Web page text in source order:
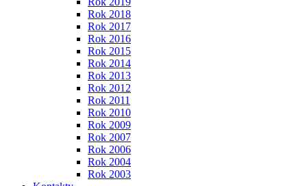
Rok 2018
Rok 2017
Rok 2016
Rok 2015
Rok 2014
Rok 2013
Rok 2012
Rok 2011
Rok 2010
Rok 2009
Rok 2007
Rok 2006
Rok 2004
Rok 2003